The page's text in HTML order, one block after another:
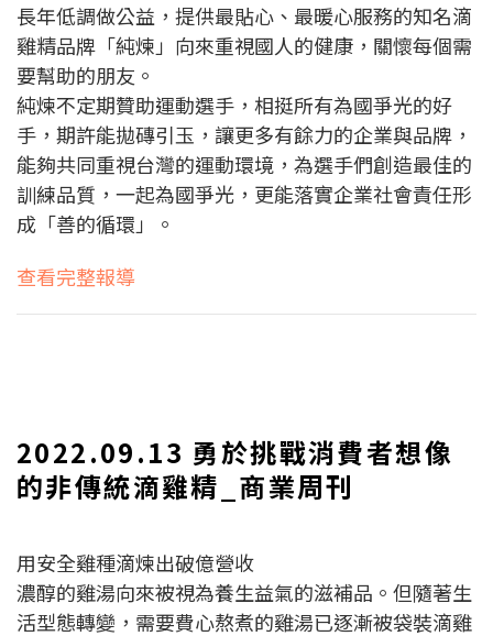
長年低調做公益，提供最貼心、最暖心服務的知名滴
雞精品牌「純煉」向來重視國人的健康，關懷每個需
要幫助的朋友。
純煉不定期贊助運動選手，相挺所有為國爭光的好
手，期許能拋磚引玉，讓更多有餘力的企業與品牌，
能夠共同重視台灣的運動環境，為選手們創造最佳的
訓練品質，一起為國爭光，更能落實企業社會責任形
成「善的循環」。
查看完整報導
2022.09.13 勇於挑戰消費者想像
的非傳統滴雞精_商業周刊
用安全雞種滴煉出破億營收
濃醇的雞湯向來被視為養生益氣的滋補品。 但隨著生
活型態轉變，需要費心熬煮的雞湯已逐漸被袋裝滴雞